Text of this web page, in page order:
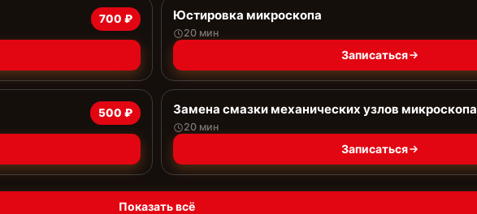
700 ₽ Юстировка микроскопа
20 мин
Записаться
500 ₽ Замена смазки механических узлов микроскопа
20 мин
Записаться
Показать всё